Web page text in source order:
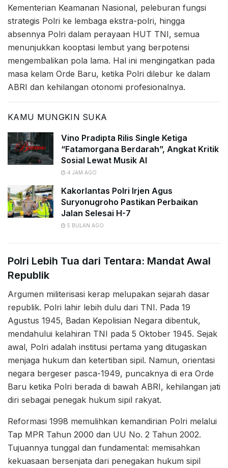
Kementerian Keamanan Nasional, peleburan fungsi
strategis Polri ke lembaga ekstra-polri, hingga
absennya Polri dalam perayaan HUT TNI, semua
menunjukkan kooptasi lembut yang berpotensi
mengembalikan pola lama. Hal ini mengingatkan pada
masa kelam Orde Baru, ketika Polri dilebur ke dalam
ABRI dan kehilangan otonomi profesionalnya.
KAMU MUNGKIN SUKA
Vino Pradipta Rilis Single Ketiga
“Fatamorgana Berdarah”, Angkat Kritik
Sosial Lewat Musik AI
4 JAM AGO
Kakorlantas Polri Irjen Agus
Suryonugroho Pastikan Perbaikan
Jalan Selesai H-7
5 BULAN AGO
Polri Lebih Tua dari Tentara: Mandat Awal
Republik
Argumen militerisasi kerap melupakan sejarah dasar
republik. Polri lahir lebih dulu dari TNI. Pada 19
Agustus 1945, Badan Kepolisian Negara dibentuk,
mendahului kelahiran TNI pada 5 Oktober 1945. Sejak
awal, Polri adalah institusi pertama yang ditugaskan
menjaga hukum dan ketertiban sipil. Namun, orientasi
negara bergeser pasca-1949, puncaknya di era Orde
Baru ketika Polri berada di bawah ABRI, kehilangan jati
diri sebagai penegak hukum sipil rakyat.
Reformasi 1998 memulihkan kemandirian Polri melalui
Tap MPR Tahun 2000 dan UU No. 2 Tahun 2002.
Tujuannya tunggal dan fundamental: memisahkan
kekuasaan bersenjata dari penegakan hukum sipil